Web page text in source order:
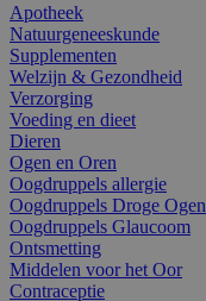
Apotheek
Natuurgeneeskunde
Supplementen
Welzijn & Gezondheid
Verzorging
Voeding en dieet
Dieren
Ogen en Oren
Oogdruppels allergie
Oogdruppels Droge Ogen
Oogdruppels Glaucoom
Ontsmetting
Middelen voor het Oor
Contraceptie